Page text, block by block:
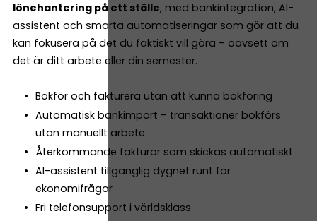
lönehantering på ett ställe, med bankintegration, AI-
assistent och smarta automatiseringar som gör att du
kan fokusera på det du faktiskt vill göra – oavsett om
det är ditt arbete eller din semester.
Bokför och fakturera utan att kunna bokföring
Automatisk bankimport – transaktioner bokförs
utan manuellt arbete
Återkommande fakturor som skickas automatiskt
AI-assistent tillgänglig dygnet runt för
ekonomifrågor
Fri telefonsupport i världsklass